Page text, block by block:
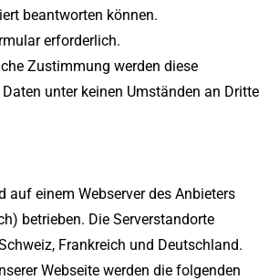
beantworten können.
erforderlich.
Zustimmung werden diese
unter keinen Umständen an Dritte
auf einem Webserver des Anbieters
betrieben. Die Serverstandorte
Frankreich und Deutschland.
Webseite werden die folgenden